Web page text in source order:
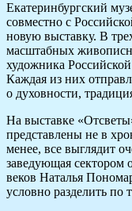
Екатеринбургский
совместно с
новую выставку. В
масштабных
художника
Каждая из них
о духовности,
На выставке
представлены не в
менее, все выглядит
заведующая сектором
веков Наталья
условно разделить по